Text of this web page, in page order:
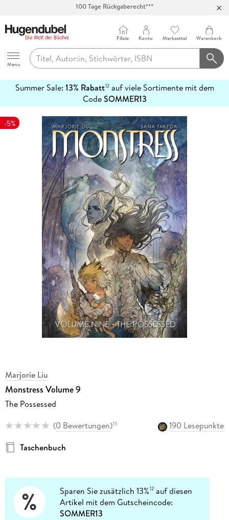
Abholung in über 100 Filialen
Hugendubel
Menu
Filiale Konto Merkzettel Warenkorb
Summer Sale: 13% Rabatt12auf viele Sortimente mit dem
CodeSOMMER13
erfahren
-5%
Marjorie Liu
Monstress Volume 9
The Possessed
(0 Bewertungen)15
190 Lesepunkte
Taschenbuch
Sparen Sie zusätzlich 13%12 auf diesen
Artikel mit dem Gutscheincode:
SOMMER13